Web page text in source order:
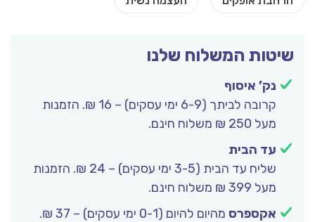
שיטות המשלוח שלנו
נק’ איסוף
קרובה לביתך (6-9 ימי עסקים) – 16 ₪. הזמנות
מעל 250 ₪ משלוח חינם.
עד הבית
שליח עד הבית (3-5 ימי עסקים) – 24 ₪. הזמנות
מעל 399 ₪ משלוח חינם.
אקספרס מהיום להיום (0-1 ימי עסקים) – 37 ₪.